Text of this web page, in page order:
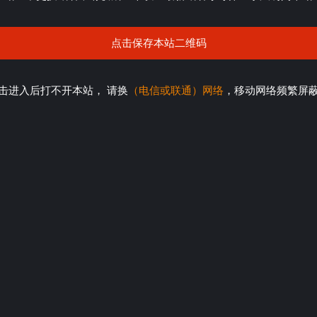
点击保存本站二维码
进入后打不开本站， 请换 （电信或联通）网络 ，移动网络频繁屏